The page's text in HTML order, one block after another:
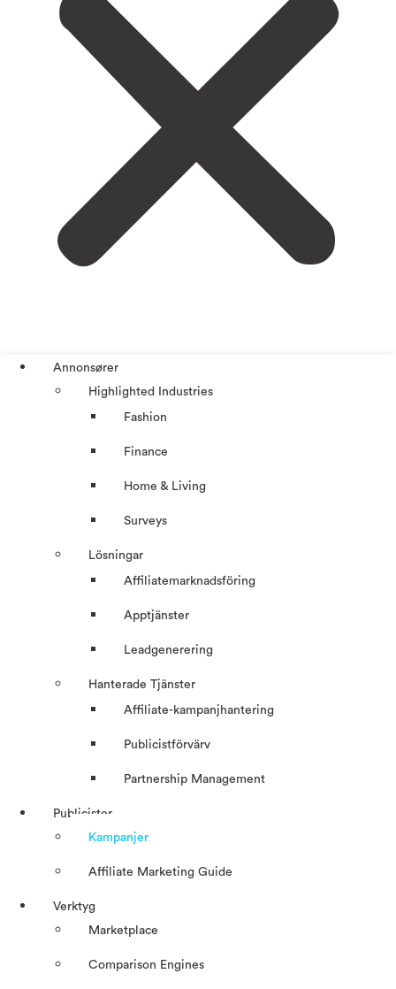
Annonsører
Highlighted Industries
Fashion
Finance
Home & Living
Surveys
Lösningar
Affiliatemarknadsföring
Apptjänster
Leadgenerering
Hanterade Tjänster
Affiliate-kampanjhantering
Publicistförvärv
Partnership Management
Publicister
Kampanjer
Affiliate Marketing Guide
Verktyg
Marketplace
Comparison Engines